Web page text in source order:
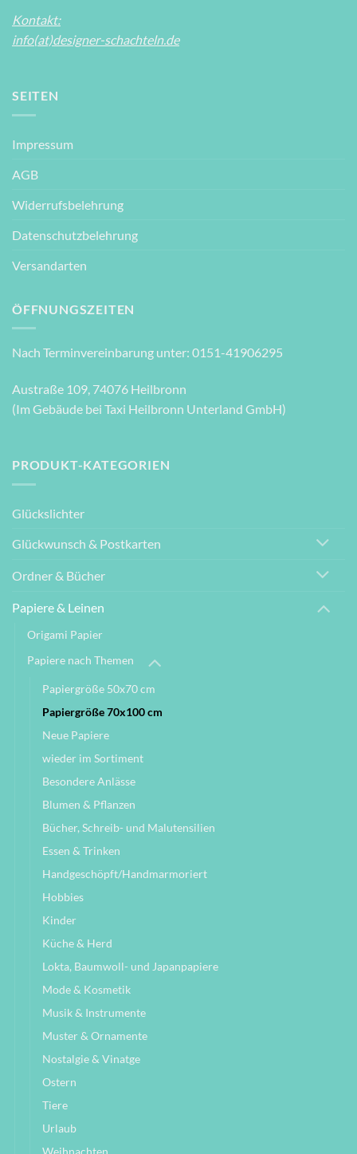
Kontakt:
info(at)designer-schachteln.de
SEITEN
Impressum
AGB
Widerrufsbelehrung
Datenschutzbelehrung
Versandarten
ÖFFNUNGSZEITEN
Nach Terminvereinbarung unter: 0151-41906295
Austraße 109, 74076 Heilbronn
(Im Gebäude bei Taxi Heilbronn Unterland GmbH)
PRODUKT-KATEGORIEN
Glückslichter
Glückwunsch & Postkarten
Ordner & Bücher
Papiere & Leinen
Origami Papier
Papiere nach Themen
Papiergröße 50x70 cm
Papiergröße 70x100 cm
Neue Papiere
wieder im Sortiment
Besondere Anlässe
Blumen & Pflanzen
Bücher, Schreib- und Malutensilien
Essen & Trinken
Handgeschöpft/Handmarmoriert
Hobbies
Kinder
Küche & Herd
Lokta, Baumwoll- und Japanpapiere
Mode & Kosmetik
Musik & Instrumente
Muster & Ornamente
Nostalgie & Vinatge
Ostern
Tiere
Urlaub
Weihnachten